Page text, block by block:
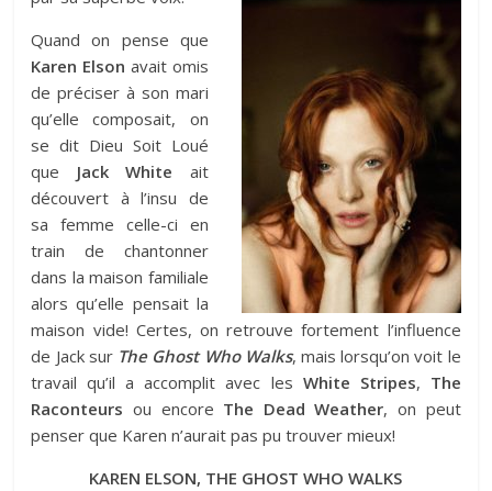
Quand on pense que
Karen Elson avait omis
de préciser à son mari
qu’elle composait, on
se dit Dieu Soit Loué
que Jack White ait
découvert à l’insu de
sa femme celle-ci en
train de chantonner
dans la maison familiale
alors qu’elle pensait la
maison vide! Certes, on retrouve fortement l’influence
de Jack sur The Ghost Who Walks, mais lorsqu’on voit le
travail qu’il a accomplit avec les White Stripes, The
Raconteurs ou encore The Dead Weather, on peut
penser que Karen n’aurait pas pu trouver mieux!
KAREN ELSON, THE GHOST WHO WALKS